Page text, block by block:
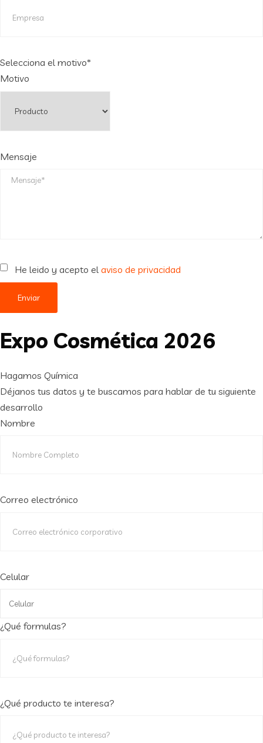
Selecciona el motivo*
Motivo
Mensaje
He leido y acepto el aviso de privacidad
Enviar
Expo Cosmética 2026
Hagamos Química
Déjanos tus datos y te buscamos para hablar de tu siguiente
desarrollo
Nombre
Correo electrónico
Celular
¿Qué formulas?
¿Qué producto te interesa?